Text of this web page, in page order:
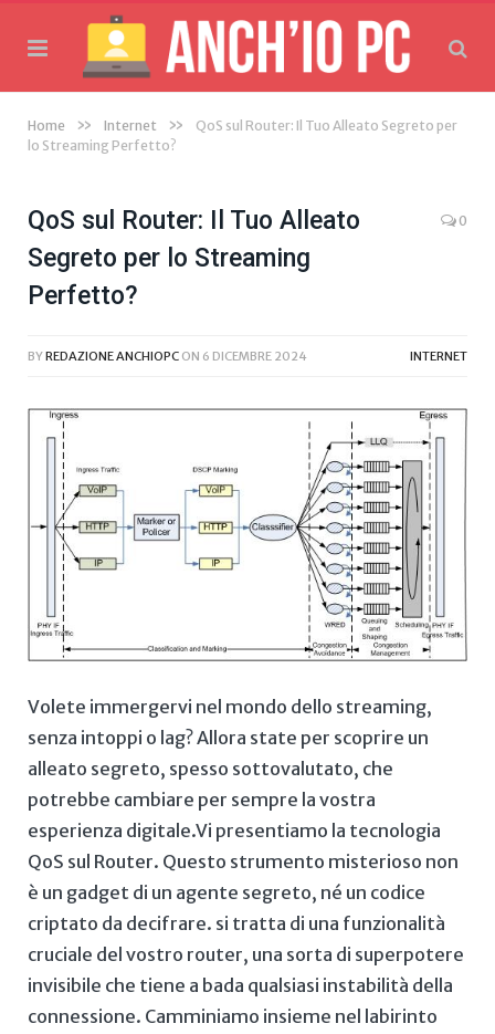
Home » Internet »
QoS sul Router: Il Tuo Alleato Segreto per
lo Streaming Perfetto?
QoS sul Router: Il Tuo Alleato
Segreto per lo Streaming
Perfetto?
0
BYREDAZIONE ANCHIOPC ON 6 DICEMBRE 2024 INTERNET
Volete immergervi⁣ nel mondo ⁣dello streaming,
senza intoppi o lag?⁤ Allora state per scoprire un
alleato segreto, spesso sottovalutato, ‌che
potrebbe cambiare​ per sempre ‌la vostra
esperienza digitale.Vi ‌presentiamo⁤ la tecnologia
QoS sul ⁤Router. Questo ​strumento misterioso‍ non
è ⁤un gadget di un agente‌ segreto, né un ​codice
criptato da ⁢decifrare. si tratta di una ⁤funzionalità
cruciale del vostro ⁤router, una sorta di superpotere
invisibile che tiene a⁣ bada ⁢qualsiasi instabilità della
connessione. Camminiamo insieme nel labirinto